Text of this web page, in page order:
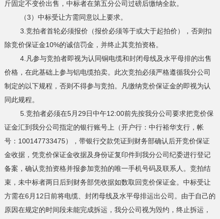
斤固定不变价出售，中标者在第五分公司过磅后缴纳全款。
（3）中标受让方需同意以上要求。
3.竞拍者首轮必须报价（报价必须等于或大于起拍价），否则扣
除竞价保证金10%的诚信罚金，并终止其竞拍资格。
4.凡参与竞拍者即视为认同铜电缆和封闭母线及水平母排的出售
价格，在此基础上参与铝电缆拍卖。此次竞拍必须严格遵循我分公司
制定的以下规程，否则不得参与竞拍。凡缴纳竞价保证金的即视为认
同此规程。
5.竞拍者必须在5月29日中午12:00前先按我分公司要求把竞价保
证金汇到我分公司指定的银行账号上（开户行：中行裕华支行，帐
号：100147733475），带银行交款凭证到财务部确认后开竞价保证
金收据，凭竞价保证金收据及身份证复印件到我分公司纪委进行登记
备案，确认竞拍资格并报参加竞拍的唯一手机号码及联系人。竞拍结
束，未中标者两日后到财务部凭收据如数取回竞价保证金。中标受让
方需在6月12日前将电缆、封闭母线及水平母排运出公司。由于自己的
原因在规定的时间段未能完成拆运，我分公司视为毁约，终止拆运，